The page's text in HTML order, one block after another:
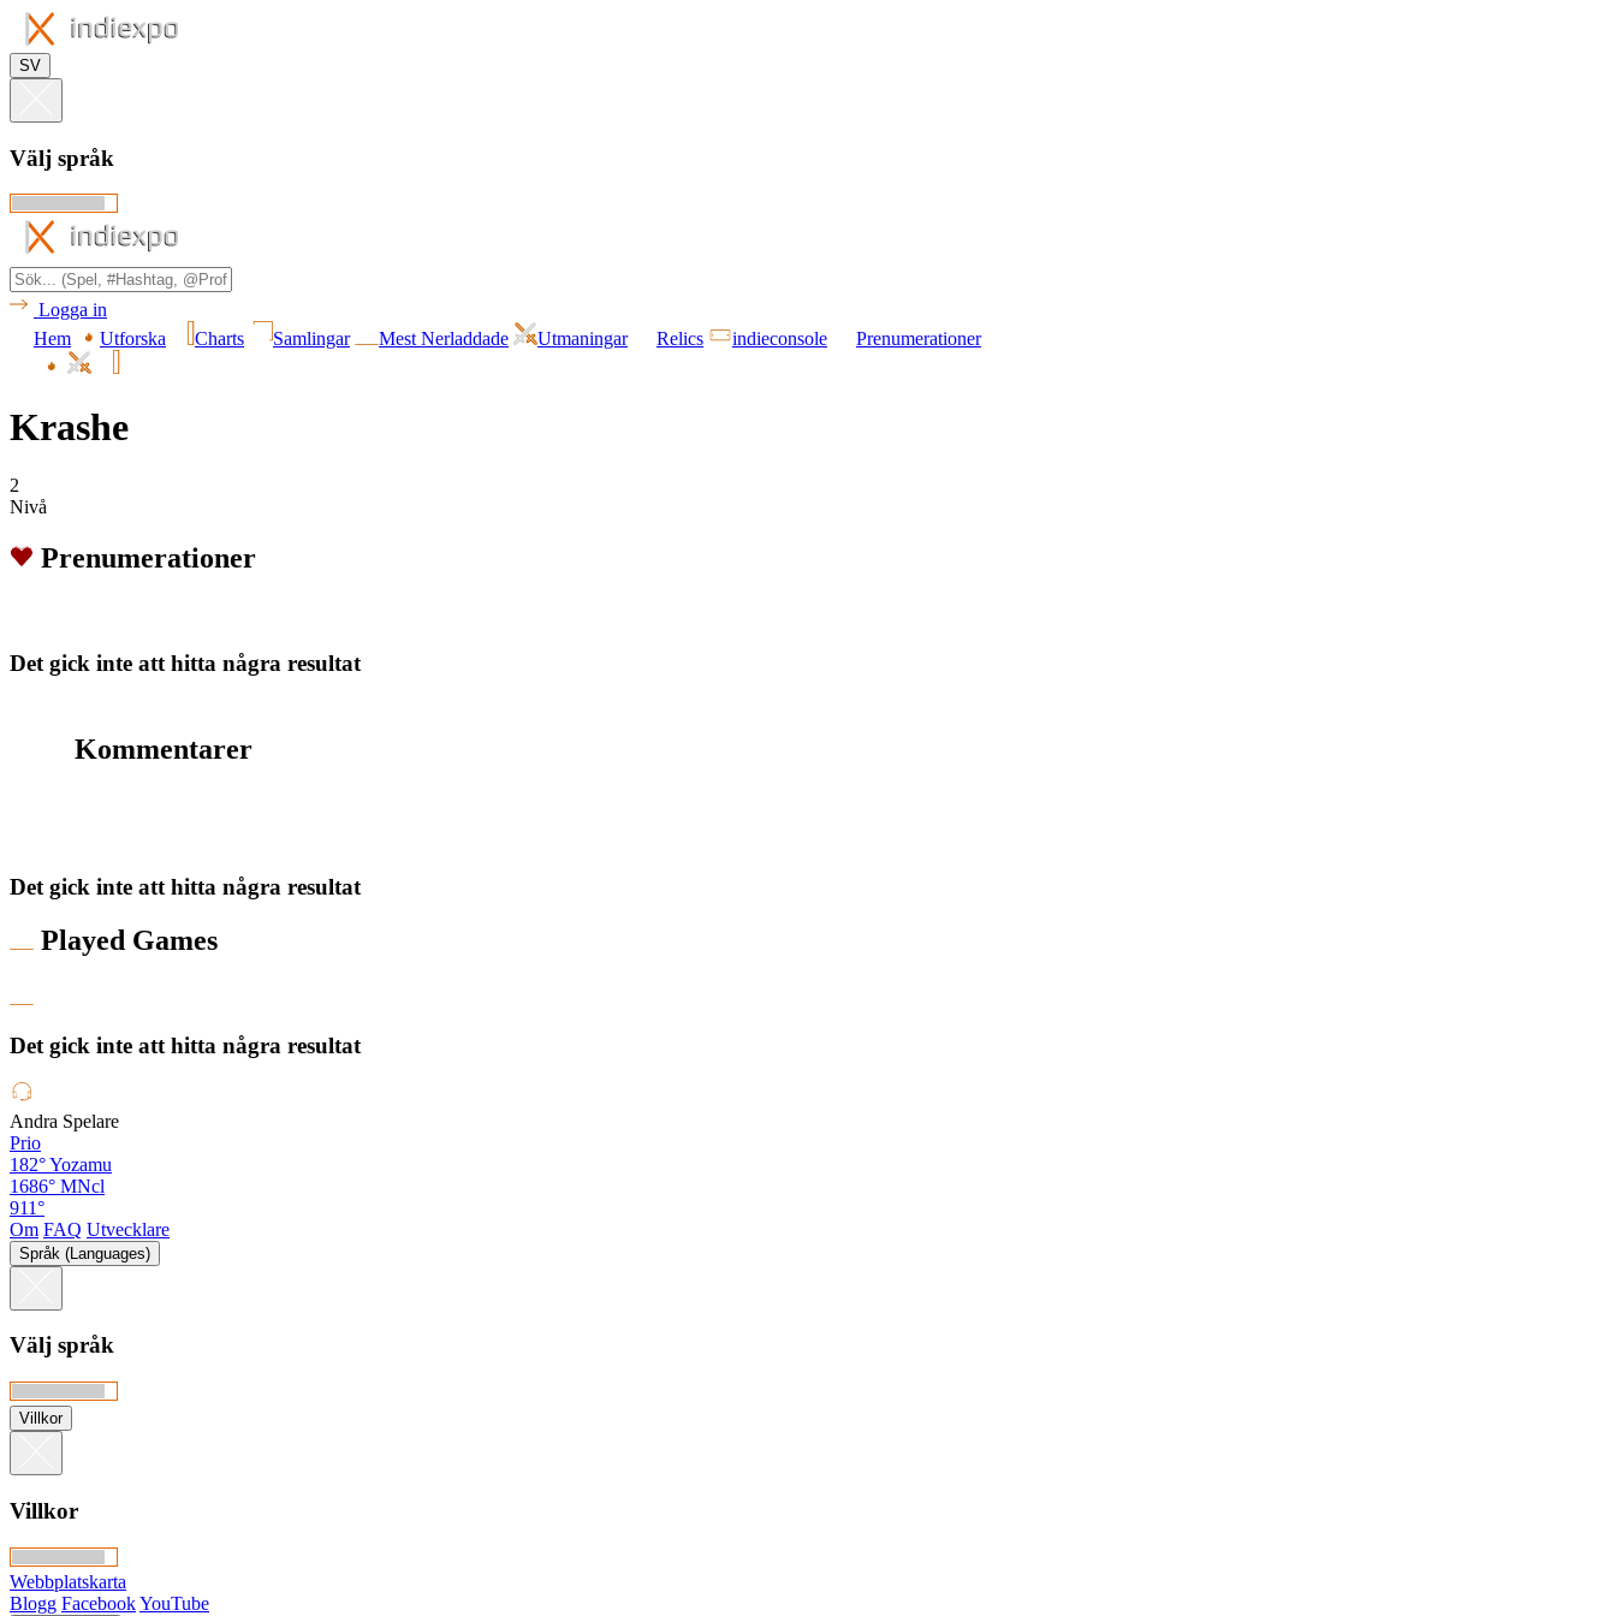
SV
Välj språk
Logga in
Hem
Utforska Charts Samlingar Mest Nerladdade Utmaningar Relics indieconsole Prenumerationer
Krashe
2
Nivå
Prenumerationer
Det gick inte att hitta några resultat
Kommentarer
Det gick inte att hitta några resultat
Played Games
Det gick inte att hitta några resultat
Andra Spelare
Prio
182°Yozamu
1686° MNcl
911°
Om FAQ Utvecklare
Språk (Languages)
Välj språk
Villkor
Villkor
Webbplatskarta
Blogg FacebookYouTube